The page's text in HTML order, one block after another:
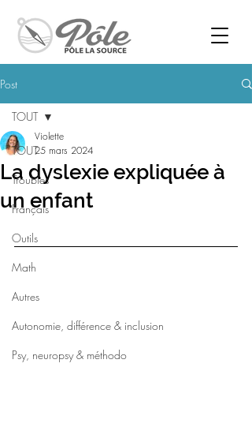
Post
TOUT
Troubles
Français
Outils
Math
Autres
Autonomie, différence & inclusion
Psy, neuropsy & méthodo
TOUT
La dyslexie expliquée à
un enfant
Violette
25 mars 2024